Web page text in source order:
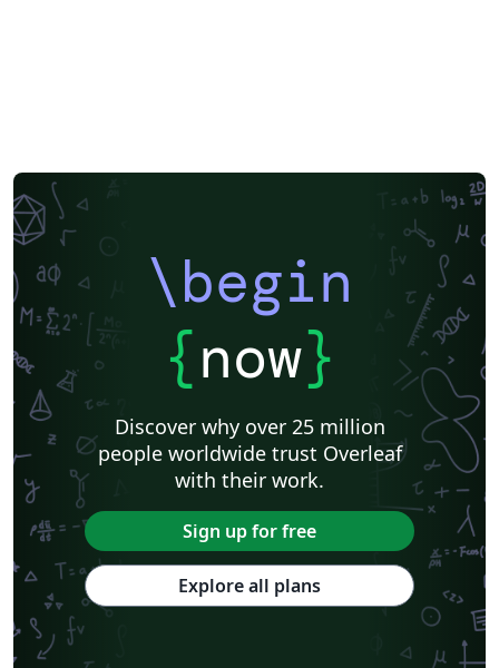
\begin
{now}
Discover why over 25 million
people worldwide trust Overleaf
with their work.
Sign up for free
Explore all plans